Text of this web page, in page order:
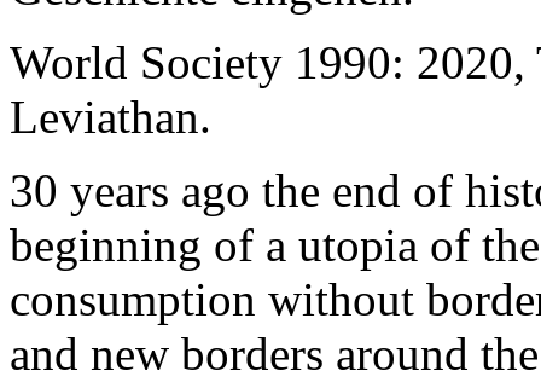
World Society 1990: 2020,
Leviathan.
30 years ago the end of
beginning of a utopia of
consumption without
and new borders around